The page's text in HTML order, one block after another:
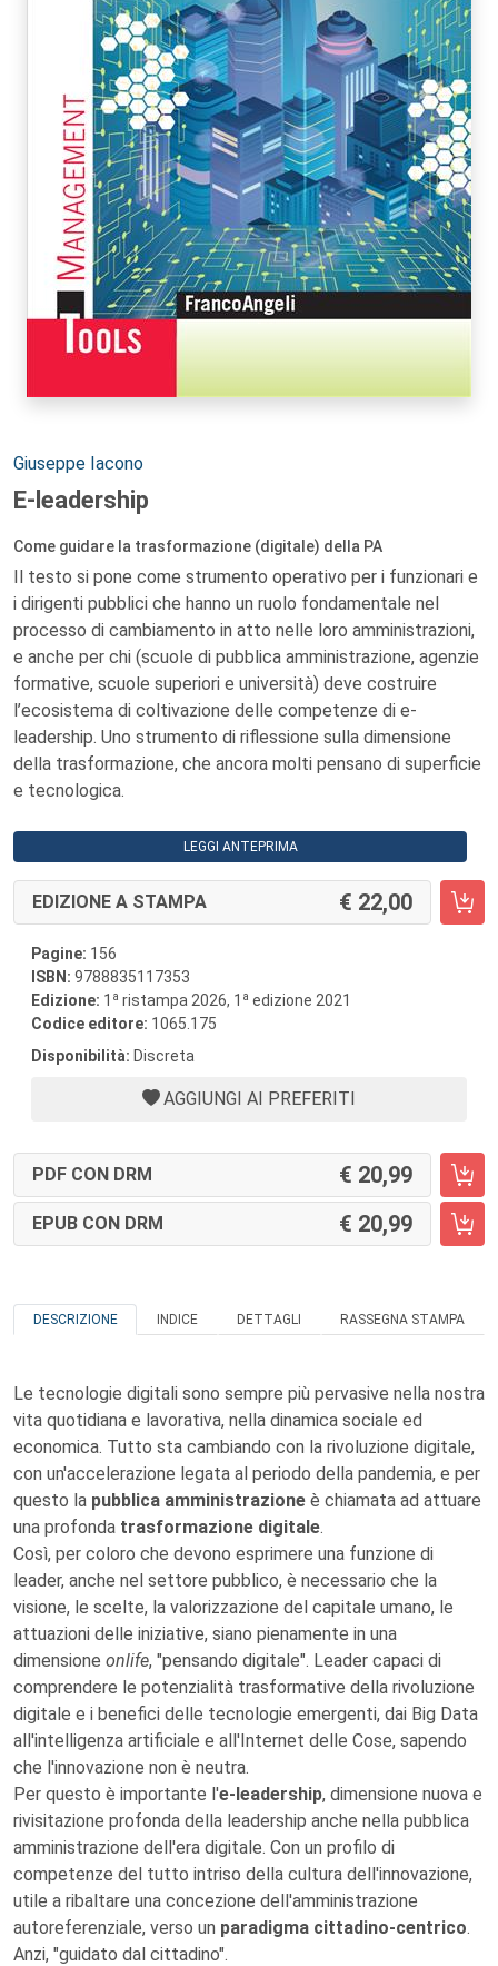
Autori:
Giuseppe Iacono
E-leadership
Come guidare la trasformazione (digitale) della PA
Il testo si pone come strumento operativo per i funzionari e
i dirigenti pubblici che hanno un ruolo fondamentale nel
processo di cambiamento in atto nelle loro amministrazioni,
e anche per chi (scuole di pubblica amministrazione, agenzie
formative, scuole superiori e università) deve costruire
l’ecosistema di coltivazione delle competenze di e-
leadership. Uno strumento di riflessione sulla dimensione
della trasformazione, che ancora molti pensano di superficie
e tecnologica.
LEGGI ANTEPRIMA
EDIZIONE A STAMPA 22,00
Pagine: 156
ISBN: 9788835117353
Edizione: 1 a ristampa 2026, 1 a edizione 2021
Codice editore: 1065.175
Disponibilità: Discreta
AGGIUNGI AI PREFERITI
PDF CON DRM 20,99
EPUB CON DRM 20,99
DESCRIZIONE INDICE DETTAGLI RASSEGNA STAMPA
Le tecnologie digitali sono sempre più pervasive nella nostra
vita quotidiana e lavorativa, nella dinamica sociale ed
economica. Tutto sta cambiando con la rivoluzione digitale,
con un'accelerazione legata al periodo della pandemia, e per
questo la pubblica amministrazione è chiamata ad attuare
una profonda trasformazione digitale.
Così, per coloro che devono esprimere una funzione di
leader, anche nel settore pubblico, è necessario che la
visione, le scelte, la valorizzazione del capitale umano, le
attuazioni delle iniziative, siano pienamente in una
dimensione onlife, "pensando digitale". Leader capaci di
comprendere le potenzialità trasformative della rivoluzione
digitale e i benefici delle tecnologie emergenti, dai Big Data
all'intelligenza artificiale e all'Internet delle Cose, sapendo
che l'innovazione non è neutra.
Per questo è importante l'e-leadership, dimensione nuova e
rivisitazione profonda della leadership anche nella pubblica
amministrazione dell'era digitale. Con un profilo di
competenze del tutto intriso della cultura dell'innovazione,
utile a ribaltare una concezione dell'amministrazione
autoreferenziale, verso un paradigma cittadino-centrico.
Anzi, "guidato dal cittadino".